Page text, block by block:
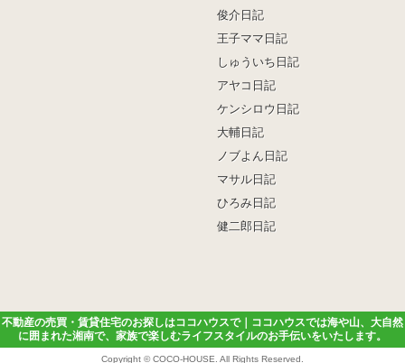
俊介日記
王子ママ日記
しゅういち日記
アヤコ日記
ケンシロウ日記
大輔日記
ノブよん日記
マサル日記
ひろみ日記
健二郎日記
不動産の売買・賃貸住宅のお探しはココハウスで｜ココハウスでは海や山、大自然
に囲まれた湘南で、家族で楽しむライフスタイルのお手伝いをいたします。
Copyright ©COCO-HOUSE. All Rights Reserved.